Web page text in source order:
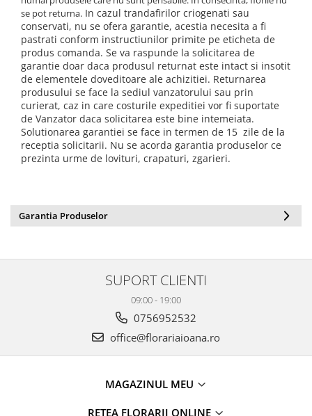
se pot returna. In cazul trandafirilor criogenati sau
conservati, nu se ofera garantie, acestia necesita a fi
pastrati conform instructiunilor primite pe eticheta de
produs comanda. Se va raspunde la solicitarea de
garantie doar daca produsul returnat este intact si insotit
de elementele doveditoare ale achizitiei. Returnarea
produsului se face la sediul vanzatorului sau prin
curierat, caz in care costurile expeditiei vor fi suportate
de Vanzator daca solicitarea este bine intemeiata.
Solutionarea garantiei se face in termen de 15 zile de la
receptia solicitarii. Nu se acorda garantia produselor ce
prezinta urme de lovituri, crapaturi, zgarieri.
Garantia Produselor
SUPORT CLIENTI
09:00 - 19:00
0756952532
office@florariaioana.ro
MAGAZINUL MEU
RETEA FLORARII ONLINE